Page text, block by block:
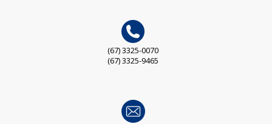
(67) 3325-0070
(67) 3325-9465